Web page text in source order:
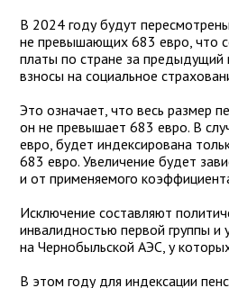
В 2024 году будут
не превышающих 683 евро, что
платы по стране за предыдущий
взносы на социальное
Это означает, что весь размер
он не превышает 683 евро. В
евро, будет индексирована
683 евро. Увеличение будет
и от применяемого
Исключение составляют
инвалидностью первой группы и
на Чернобыльской АЭС, у
В этом году для индексации